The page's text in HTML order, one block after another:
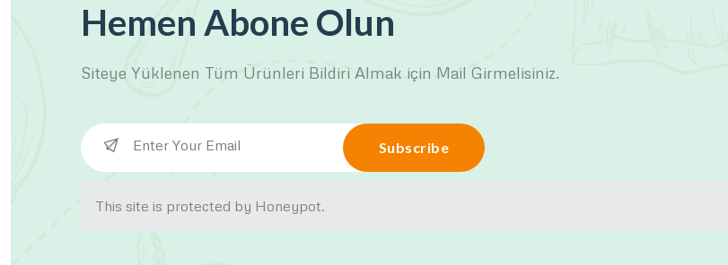
Hemen Abone Olun
Siteye Yüklenen Tüm Ürünleri Bildiri Almak için Mail Girmelisiniz.
Subscribe
This site is protected by Honeypot.